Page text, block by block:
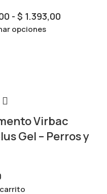
- $ 1.393,00
opciones
Virbac
Gel – Perros y